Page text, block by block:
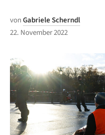
vonGabriele Scherndl
22. November 2022